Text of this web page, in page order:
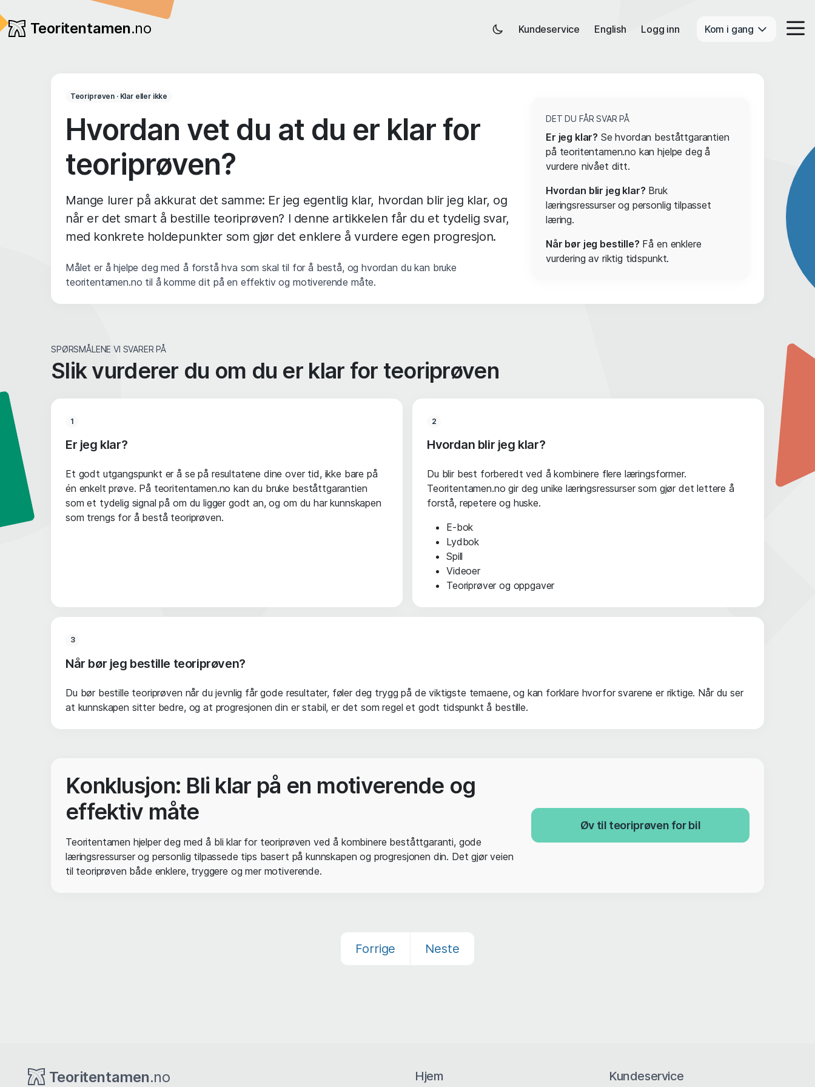
Teoritentamen.no Kundeservice English Logg inn Kom i gang
Teoriprøven · Klar eller ikke
Hvordan vet du at du er klar for
teoriprøven?
Mange lurer på akkurat det samme: Er jeg egentlig klar, hvordan blir jeg klar, og
når er det smart å bestille teoriprøven? I denne artikkelen får du et tydelig svar,
med konkrete holdepunkter som gjør det enklere å vurdere egen progresjon.
Målet er å hjelpe deg med å forstå hva som skal til for å bestå, og hvordan du kan bruke
teoritentamen.no til å komme dit på en effektiv og motiverende måte.
DET DU FÅR SVAR PÅ
Er jeg klar? Se hvordan beståttgarantien
på teoritentamen.no kan hjelpe deg å
vurdere nivået ditt.
Hvordan blir jeg klar? Bruk
læringsressurser og personlig tilpasset
læring.
Når bør jeg bestille? Få en enklere
vurdering av riktig tidspunkt.
SPØRSMÅLENE VI SVARER PÅ
Slik vurderer du om du er klar for teoriprøven
1
Er jeg klar?
Et godt utgangspunkt er å se på resultatene dine over tid, ikke bare på
én enkelt prøve. På teoritentamen.no kan du bruke beståttgarantien
som et tydelig signal på om du ligger godt an, og om du har kunnskapen
som trengs for å bestå teoriprøven.
2
Hvordan blir jeg klar?
Du blir best forberedt ved å kombinere flere læringsformer.
Teoritentamen.no gir deg unike læringsressurser som gjør det lettere å
forstå, repetere og huske.
E-bok
Lydbok
Spill
Videoer
Teoriprøver og oppgaver
3
Når bør jeg bestille teoriprøven?
Du bør bestille teoriprøven når du jevnlig får gode resultater, føler deg trygg på de viktigste temaene, og kan forklare hvorfor svarene er riktige. Når du ser
at kunnskapen sitter bedre, og at progresjonen din er stabil, er det som regel et godt tidspunkt å bestille.
Konklusjon: Bli klar på en motiverende og
effektiv måte
Teoritentamen hjelper deg med å bli klar for teoriprøven ved å kombinere beståttgaranti, gode
læringsressurser og personlig tilpassede tips basert på kunnskapen og progresjonen din. Det gjør veien
til teoriprøven både enklere, tryggere og mer motiverende.
Øv til teoriprøven for bil
Forrige Neste
Teoritentamen.no Hjem Kundeservice